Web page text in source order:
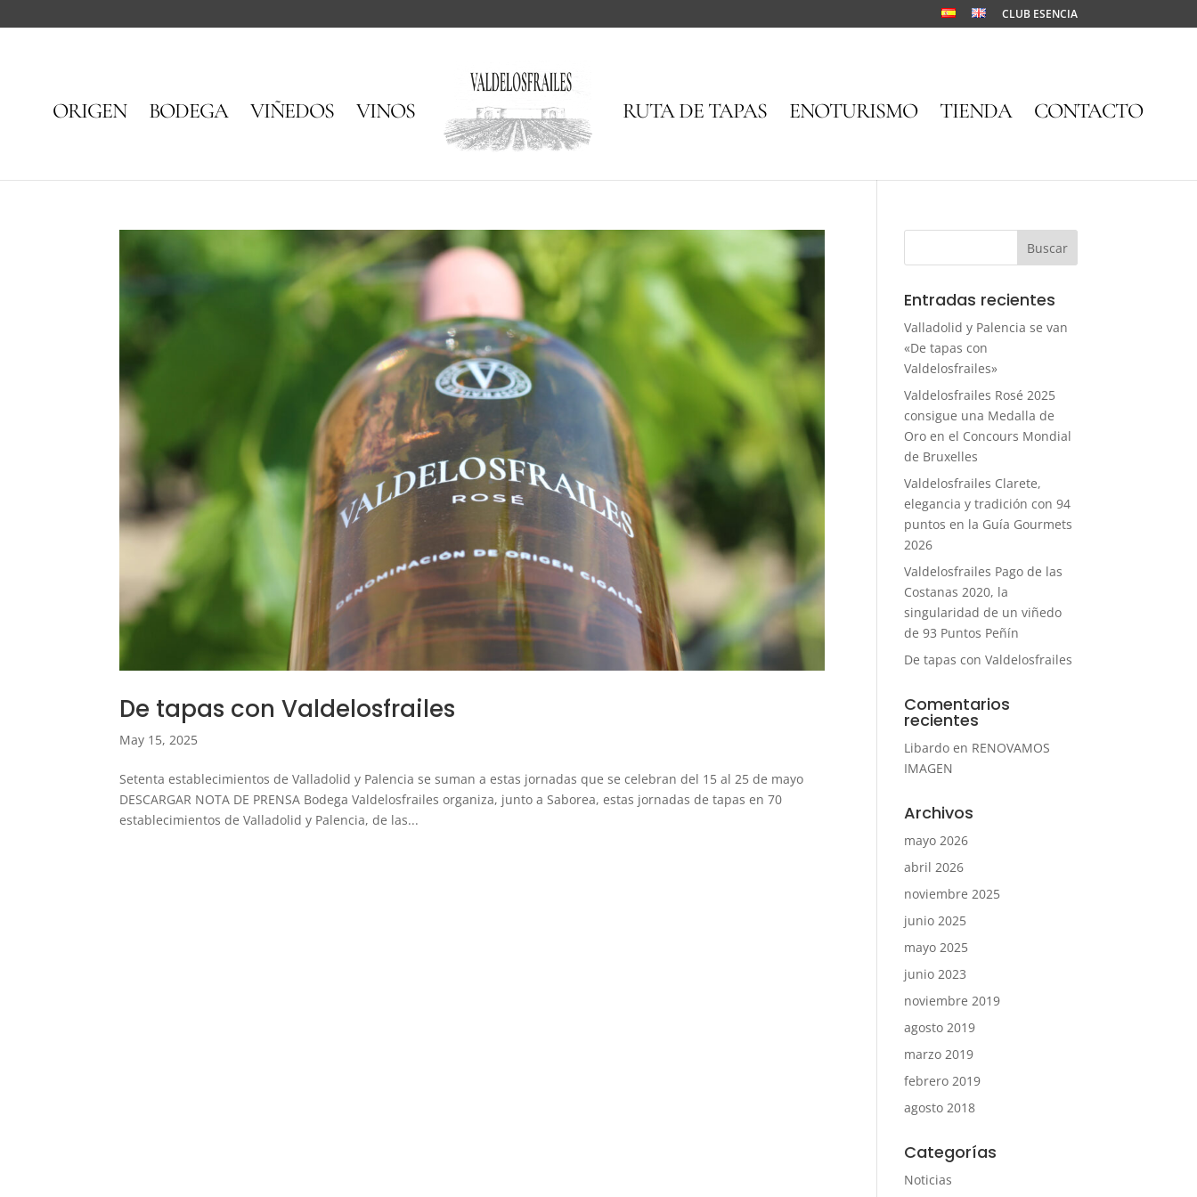
CLUB ESENCIA
ORIGEN BODEGA VIÑEDOS VINOS RUTA DE TAPAS ENOTURISMO TIENDA CONTACTO
De tapas con Valdelosfrailes
May 15, 2025
Setenta establecimientos de Valladolid y Palencia se suman a estas jornadas que se celebran del 15 al 25 de mayo
DESCARGAR NOTA DE PRENSA Bodega Valdelosfrailes organiza, junto a Saborea, estas jornadas de tapas en 70
establecimientos de Valladolid y Palencia, de las...
Entradas recientes
Valladolid y Palencia se van
«De tapas con
Valdelosfrailes»
Valdelosfrailes Rosé 2025
consigue una Medalla de
Oro en el Concours Mondial
de Bruxelles
Valdelosfrailes Clarete,
elegancia y tradición con 94
puntos en la Guía Gourmets
2026
Valdelosfrailes Pago de las
Costanas 2020, la
singularidad de un viñedo
de 93 Puntos Peñín
De tapas con Valdelosfrailes
Comentarios
recientes
Libardo en RENOVAMOS
IMAGEN
Archivos
mayo 2026
abril 2026
noviembre 2025
junio 2025
mayo 2025
junio 2023
noviembre 2019
agosto 2019
marzo 2019
febrero 2019
agosto 2018
Categorías
Noticias